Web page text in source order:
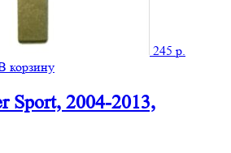
245р.
Sport, 2004-2013, 433mhz.